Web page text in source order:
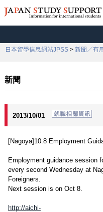
日本留學信息網站JPSS > 新聞／有
新聞
2013/10/01
[Nagoya]10.8 Employment
Employment guidance session
every second Wednesday at
Foreigners.
Next session is on Oct 8.
http://aichi-